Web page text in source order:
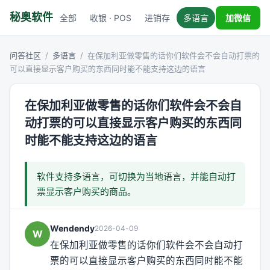
秘奥软件 全部 收银 · POS 进销存 多语言 税务对接
加微信
问答社区 / 多语言 / 在保加利亚做零售的话你们软件会不会自动打票的
可以直接显示客户购买的东西同时能不能支持这边的语言
在保加利亚做零售的话你们软件会不会自
动打票的可以直接显示客户购买的东西同
时能不能支持这边的语言
软件支持多语言，可切换为当地语言，并能自动打
票显示客户购买的商品。
W Wendendy2026-04-09
在保加利亚做零售的话你们软件会不会自动打
票的可以直接显示客户购买的东西同时能不能